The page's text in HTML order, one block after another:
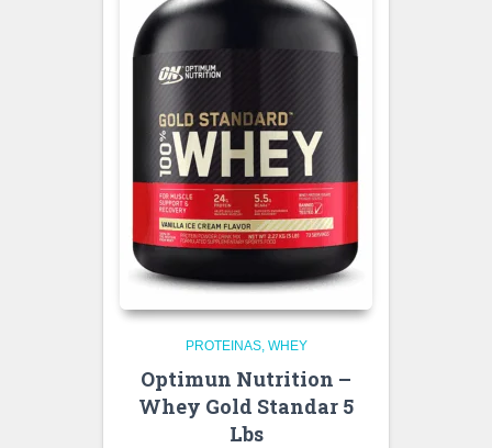
PROTEINAS WHEY
Optimun Nutrition –
Whey Gold Standar 5
Lbs